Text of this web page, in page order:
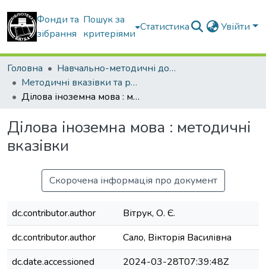
Фонди та
зібрання
Пошук за
критеріями
Статистика Увійти
Головна
Навчально-методичні документи
Методичні вказівки та рекомендації
Ділова іноземна мова : методичні вказівки
Ділова іноземна мова : методичні
вказівки
Скорочена інформація про документ
dc.contributor.author
Вітрук, О. Є.
dc.contributor.author
Сало, Вікторія Василівна
dc.date.accessioned
2024-03-28T07:39:48Z